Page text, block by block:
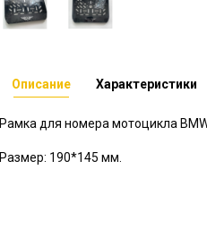
Описание
Рамка для номера мотоцикла
Размер: 190*145 мм.
Характеристики